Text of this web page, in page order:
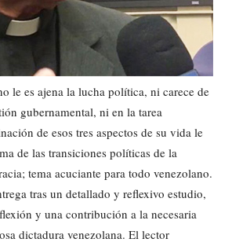
le es ajena la lucha política, ni carece de
gubernamental, ni en la tarea
de esos tres aspectos de su vida le
de las transiciones políticas de la
tema acuciante para todo venezolano.
tras un detallado y reflexivo estudio,
y una contribución a la necesaria
dictadura venezolana. El lector